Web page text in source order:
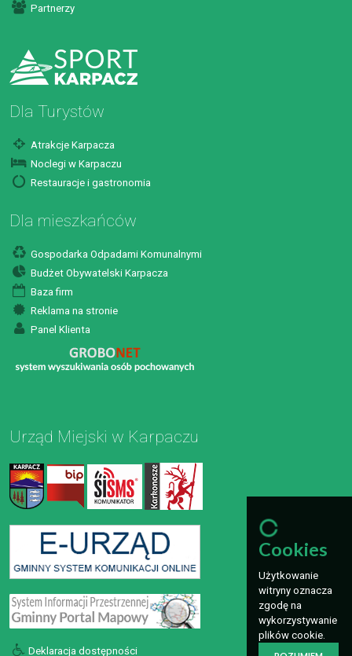
Partnerzy
Dla Turystów
Atrakcje Karpacza
Noclegi w Karpaczu
Restauracje i gastronomia
Dla mieszkańców
Gospodarka Odpadami Komunalnymi
Budżet Obywatelski Karpacza
Baza firm
Reklama na stronie
Panel Klienta
Urząd Miejski w Karpaczu
Deklaracja dostępności
Cookies
Użytkowanie
witryny oznacza
zgodę na
wykorzystywanie
plików cookie.